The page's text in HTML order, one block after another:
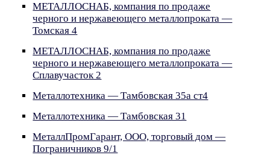
МЕТАЛЛОСНАБ, компания по продаже
черного и нержавеющего металлопроката —
Томская 4
МЕТАЛЛОСНАБ, компания по продаже
черного и нержавеющего металлопроката —
Сплавучасток 2
Металлотехника — Тамбовская 35а ст4
Металлотехника — Тамбовская 31
МеталлПромГарант, ООО, торговый дом —
Пограничников 9/1